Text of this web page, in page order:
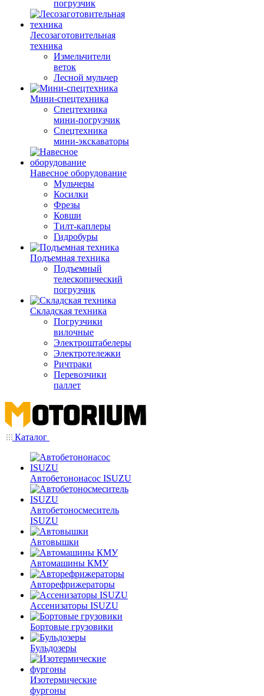
погрузчик
Лесозаготовительная
техника
Измельчители
веток
Лесной мульчер
Мини-спецтехника
Спецтехника
мини-погрузчик
Спецтехника
мини-экскаваторы
Навесное оборудование
Мульчеры
Косилки
Фрезы
Ковши
Тилт-каплеры
Гидробуры
Подъемная техника
Подъемный
телескопический
погрузчик
Складская техника
Погрузчики
вилочные
Электроштабелеры
Электротележки
Ричтраки
Перевозчики
паллет
Каталог
Автобетононасос ISUZU
Автобетоносмеситель
ISUZU
Автовышки
Автомашины КМУ
Авторефрижераторы
Ассенизаторы ISUZU
Бортовые грузовики
Бульдозеры
Изотермические
фургоны